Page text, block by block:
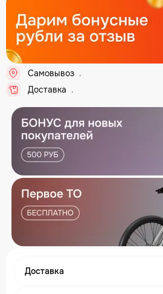
Самовывоз ..
Доставка ..
Доставка